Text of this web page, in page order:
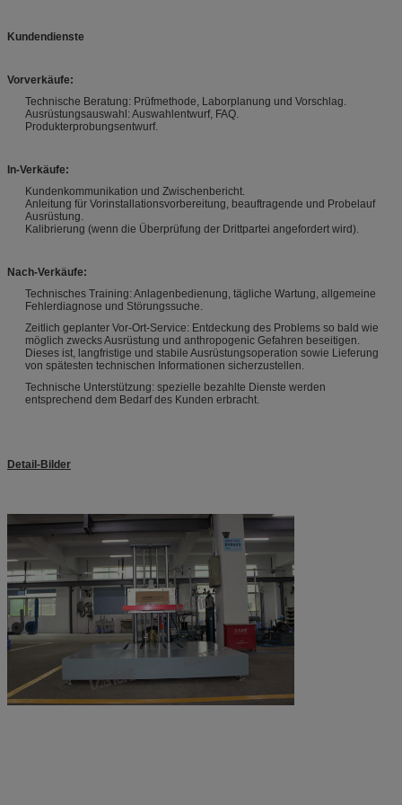
Kundendienste
Vorverkäufe:
Technische Beratung: Prüfmethode, Laborplanung und Vorschlag.
Ausrüstungsauswahl: Auswahlentwurf, FAQ.
Produkterprobungsentwurf.
In-Verkäufe:
Kundenkommunikation und Zwischenbericht.
Anleitung für Vorinstallationsvorbereitung, beauftragende und Probelauf
Ausrüstung.
Kalibrierung (wenn die Überprüfung der Drittpartei angefordert wird).
Nach-Verkäufe:
Technisches Training: Anlagenbedienung, tägliche Wartung, allgemeine
Fehlerdiagnose und Störungssuche.
Zeitlich geplanter Vor-Ort-Service: Entdeckung des Problems so bald wie
möglich zwecks Ausrüstung und anthropogenic Gefahren beseitigen.
Dieses ist, langfristige und stabile Ausrüstungsoperation sowie Lieferung
von spätesten technischen Informationen sicherzustellen.
Technische Unterstützung: spezielle bezahlte Dienste werden
entsprechend dem Bedarf des Kunden erbracht.
Detail-Bilder